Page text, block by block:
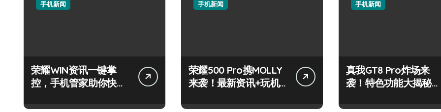
手机新闻
荣耀WIN资讯一键掌
控，手机管家助你快人
手机新闻
荣耀500 Pro携MOLLY
来袭！最新资讯+玩机
手机新闻
真我GT8 Pro炸场来
袭！特色功能大揭秘，